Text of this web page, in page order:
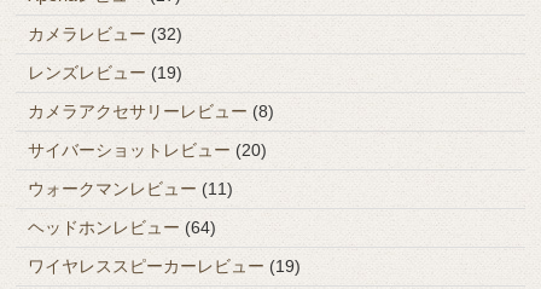
カメラレビュー (32)
レンズレビュー (19)
カメラアクセサリーレビュー (8)
サイバーショットレビュー (20)
ウォークマンレビュー (11)
ヘッドホンレビュー (64)
ワイヤレススピーカーレビュー (19)